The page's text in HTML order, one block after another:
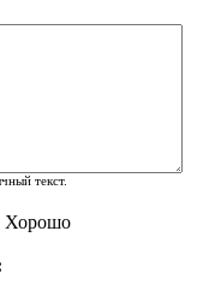
текст.
Хорошо